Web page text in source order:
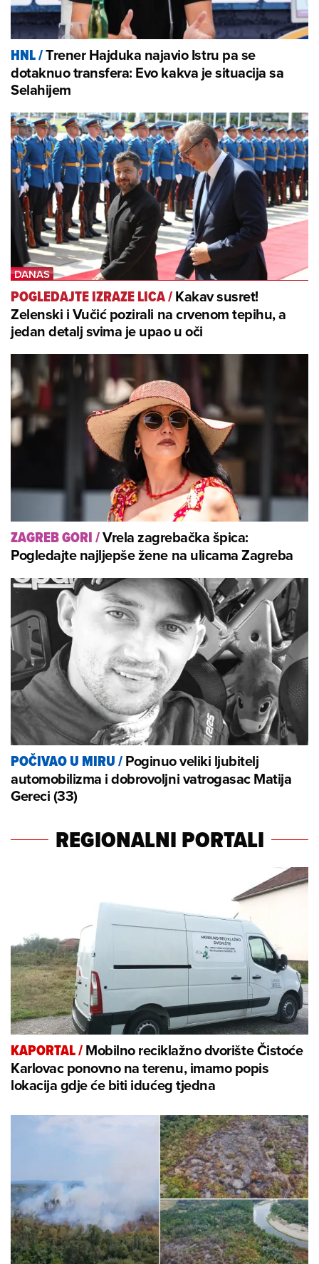
HNL/Trener Hajduka najavio Istru pa se
dotaknuo transfera: Evo kakva je situacija sa
Selahijem
POGLEDAJTE IZRAZE LICA/Kakav susret!
Zelenski i Vučić pozirali na crvenom tepihu, a
jedan detalj svima je upao u oči
ZAGREB GORI/Vrela zagrebačka špica:
Pogledajte najljepše žene na ulicama Zagreba
POČIVAO U MIRU/Poginuo veliki ljubitelj
automobilizma i dobrovoljni vatrogasac Matija
Gereci (33)
REGIONALNI PORTALI
KAPORTAL/Mobilno reciklažno dvorište Čistoće
Karlovac ponovno na terenu, imamo popis
lokacija gdje će biti idućeg tjedna